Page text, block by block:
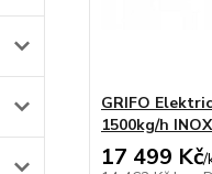
GRIFO
1500kg/h
17 499 Kč/